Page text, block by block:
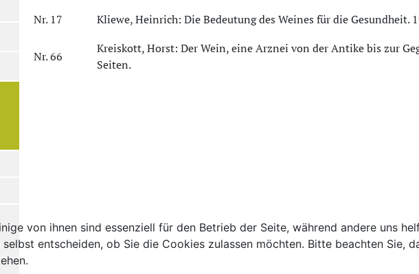
Nr. 17 Kliewe, Heinrich: Die Bedeutung des Weines für die Gesundheit.
Nr. 66
Kreiskott, Horst: Der Wein, eine Arznei von der Antike bis zur
Seiten.
von ihnen sind essenziell für den Betrieb der Seite, während andere uns
entscheiden, ob Sie die Cookies zulassen möchten. Bitte beachten Sie,